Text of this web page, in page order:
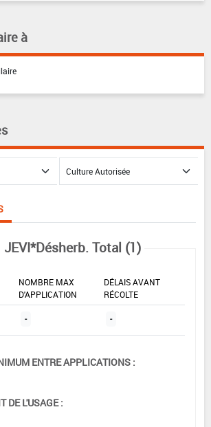
à
JEVI*Désherb. Total (1)
NOMBRE MAX
D'APPLICATION
DÉLAIS AVANT
RÉCOLTE
- -
ENTRE APPLICATIONS :
DE L'USAGE :